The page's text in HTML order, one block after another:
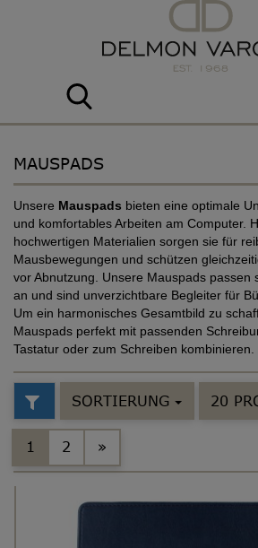
MAUSPADS
Unsere Mauspads bieten eine optimale
und komfortables Arbeiten am Computer.
hochwertigen Materialien sorgen sie für
Mausbewegungen und schützen
vor Abnutzung. Unsere Mauspads passen
an und sind unverzichtbare Begleiter für
Um ein harmonisches Gesamtbild zu
Mauspads perfekt mit passenden
Tastatur oder zum Schreiben kombinieren.
SORTIERUNG 20
1 2 »